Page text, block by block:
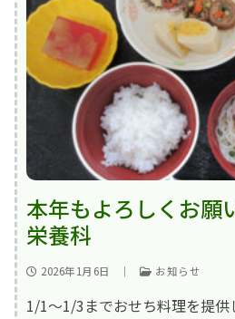
本年もよろしくお願
栄養科
2026年1月6日 ｜ お知らせ
1/1～1/3までおせち料理を提